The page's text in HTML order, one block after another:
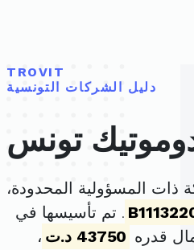
TROVIT
دليل الشركات التونسية
تونس
المسؤولية المحدودة،
. تم تأسيسها في
43750 د.ت
،